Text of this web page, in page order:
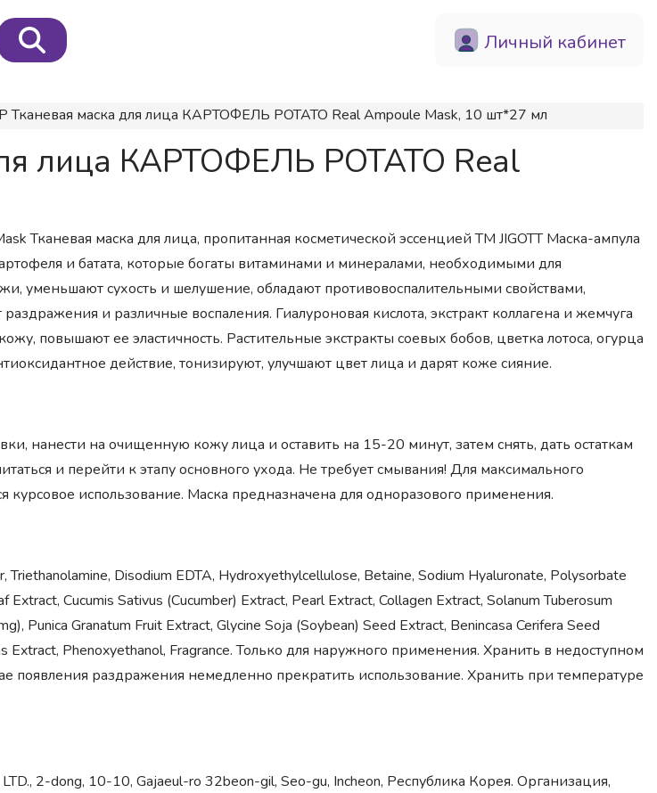
Личный кабинет
маска для лица КАРТОФЕЛЬ POTATO Real Ampoule Mask, 10 шт*27 мл
лица КАРТОФЕЛЬ POTATO Real
Тканевая маска для лица, пропитанная косметической эссенцией ТМ JIGOTT Маска-ампула
и батата, которые богаты витаминами и минералами, необходимыми для
уменьшают сухость и шелушение, обладают противовоспалительными свойствами,
и различные воспаления. Гиалуроновая кислота, экстракт коллагена и жемчуга
повышают ее эластичность. Растительные экстракты соевых бобов, цветка лотоса, огурца
действие, тонизируют, улучшают цвет лица и дарят коже сияние.
нанести на очищенную кожу лица и оставить на 15-20 минут, затем снять, дать остаткам
и перейти к этапу основного ухода. Не требует смывания! Для максимального
курсовое использование. Маска предназначена для одноразового применения.
Triethanolamine, Disodium EDTA, Hydroxyethylcellulose, Betaine, Sodium Hyaluronate, Polysorbate
Extract, Cucumis Sativus (Cucumber) Extract, Pearl Extract, Collagen Extract, Solanum Tuberosum
Punica Granatum Fruit Extract, Glycine Soja (Soybean) Seed Extract, Benincasa Cerifera Seed
Extract, Phenoxyethanol, Fragrance. Только для наружного применения. Хранить в недоступном
появления раздражения немедленно прекратить использование. Хранить при температуре
LTD., 2-dong, 10-10, Gajaeul-ro 32beon-gil, Seo-gu, Incheon, Республика Корея. Организация,